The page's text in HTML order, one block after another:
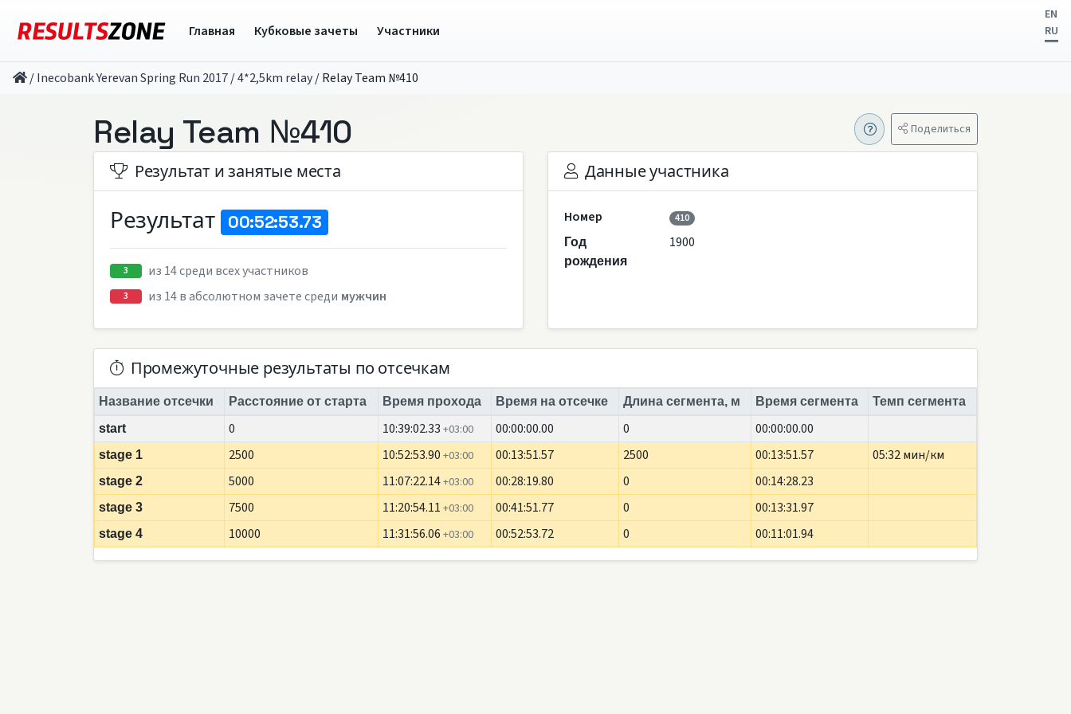
Главная Кубковые зачеты Участники
EN
RU
/Inecobank Yerevan Spring Run 2017/4*2,5km relay/Relay Team №410
Relay Team №410 Поделиться
Результат и занятые места
Результат 00:52:53.73
3 из 14 среди всех участников
3 из 14 в абсолютном зачете среди мужчин
Данные участника
Номер
410
Год
рождения
1900
Промежуточные результаты по отсечкам
Название отсечки Расстояние от старта Время прохода Время на отсечке Длина сегмента, м Время сегмента
Темп сегмента
start
0 10:39:02.33 +03:00 00:00:00.00 0 00:00:00.00
stage 1 2500 10:52:53.90 +03:00 00:13:51.57 2500 00:13:51.57 05:32 мин/км
stage 2 5000 11:07:22.14+03:00 00:28:19.80 0 00:14:28.23
stage 3 7500 11:20:54.11 +03:00 00:41:51.77 0 00:13:31.97
stage 4 10000 11:31:56.06 +03:00 00:52:53.72 0 00:11:01.94